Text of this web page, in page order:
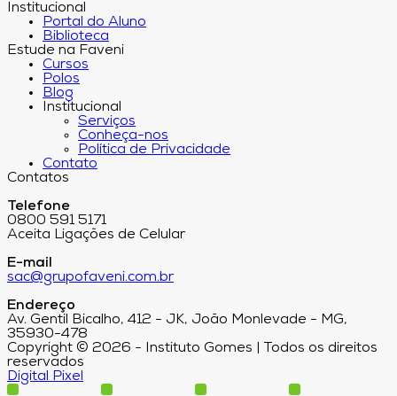
Institucional
Portal do Aluno
Biblioteca
Estude na Faveni
Cursos
Polos
Blog
Institucional
Serviços
Conheça-nos
Política de Privacidade
Contato
Contatos
Telefone
0800 591 5171
Aceita Ligações de Celular
E-mail
sac@grupofaveni.com.br
Endereço
Av. Gentil Bicalho, 412 - JK, João Monlevade - MG,
35930-478
Copyright © 2026 - Instituto Gomes | Todos os direitos
reservados
Digital Pixel